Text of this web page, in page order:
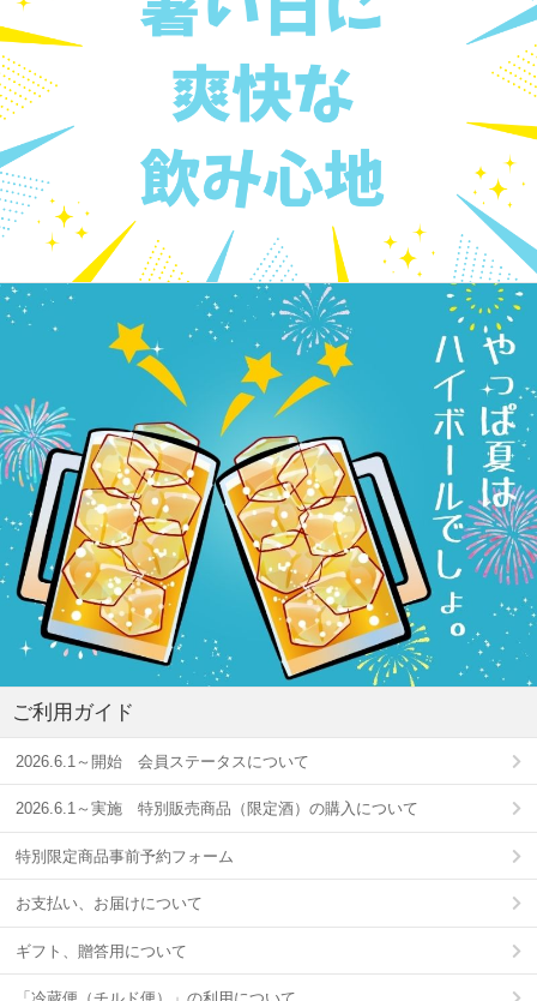
ご利用ガイド
2026.6.1～開始 会員ステータスについて
2026.6.1～実施 特別販売商品（限定酒）の購入について
特別限定商品事前予約フォーム
お支払い、お届けについて
ギフト、贈答用について